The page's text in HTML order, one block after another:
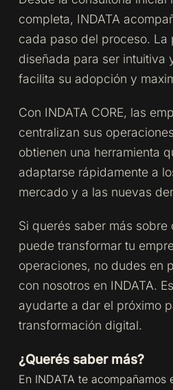
completa, INDATA
cada paso del proceso. La
diseñada para ser intuitiva
facilita su adopción y
Con INDATA CORE, las
centralizan sus
obtienen una herramienta
adaptarse rápidamente a
mercado y a las nuevas
Si querés saber más sobre
puede transformar tu
operaciones, no dudes en
con nosotros en INDATA.
ayudarte a dar el próximo
transformación digital.
¿Querés saber más?
En INDATA te acompañamos